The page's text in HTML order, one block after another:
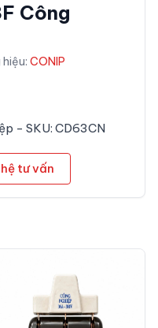
Công
hiệu: CONIP
- SKU: CD63CN
tư vấn